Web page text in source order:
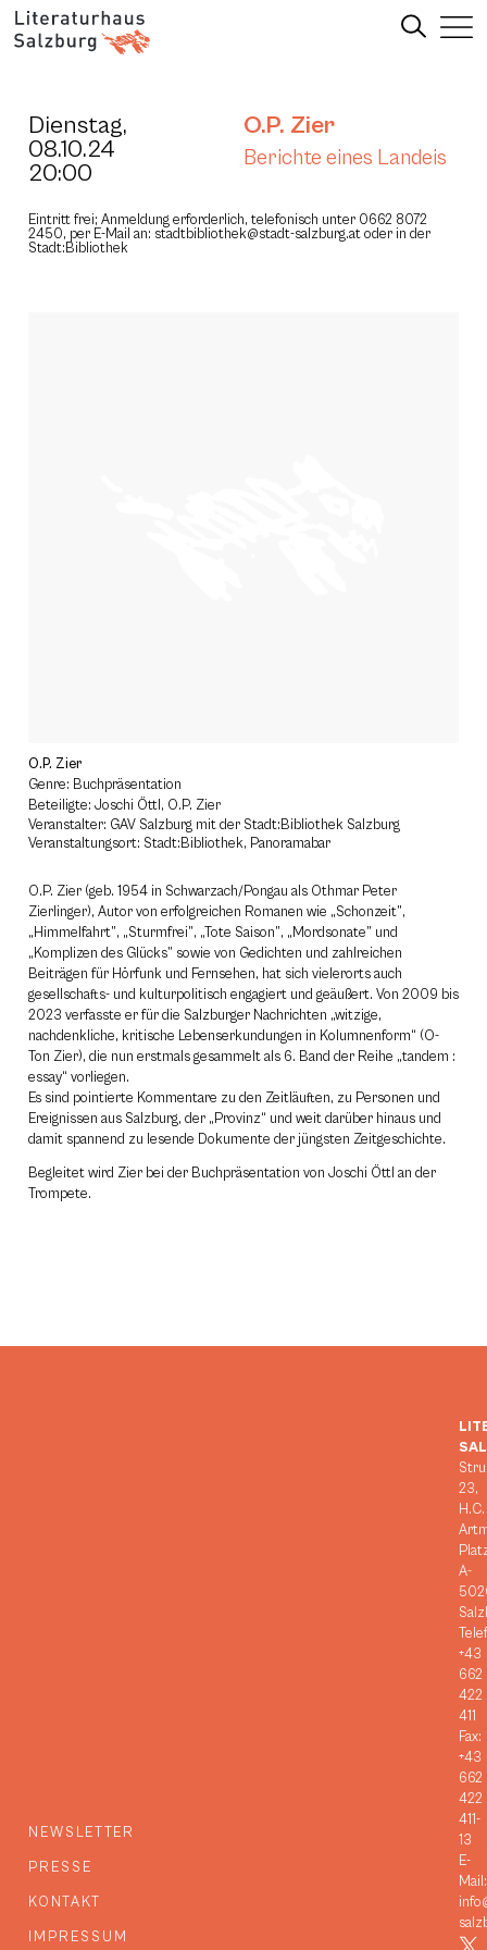
Dienstag,
08.10.24
20:00
O.P. Zier
Berichte eines Landeis
Eintritt frei; Anmeldung erforderlich, telefonisch unter 0662 8072
2450, per E-Mail an: stadtbibliothek@stadt-salzburg.at oder in der
Stadt:Bibliothek
O.P. Zier
Genre: Buchpräsentation
Beteiligte: Joschi Öttl, O.P. Zier
Veranstalter: GAV Salzburg mit der Stadt:Bibliothek Salzburg
Veranstaltungsort: Stadt:Bibliothek, Panoramabar
O.P. Zier (geb. 1954 in Schwarzach/Pongau als Othmar Peter
Zierlinger), Autor von erfolgreichen Romanen wie „Schonzeit”,
„Himmelfahrt”, „Sturmfrei”, „Tote Saison”, „Mordsonate” und
„Komplizen des Glücks” sowie von Gedichten und zahlreichen
Beiträgen für Hörfunk und Fernsehen, hat sich vielerorts auch
gesellschafts- und kulturpolitisch engagiert und geäußert. Von 2009 bis
2023 verfasste er für die Salzburger Nachrichten „witzige,
nachdenkliche, kritische Lebenserkundungen in Kolumnenform“ (O-
Ton Zier), die nun erstmals gesammelt als 6. Band der Reihe „tandem :
essay“ vorliegen.
Es sind pointierte Kommentare zu den Zeitläuften, zu Personen und
Ereignissen aus Salzburg, der „Provinz“ und weit darüber hinaus und
damit spannend zu lesende Dokumente der jüngsten Zeitgeschichte.
Begleitet wird Zier bei der Buchpräsentation von Joschi Öttl an der
Trompete.
NEWSLETTER
PRESSE
KONTAKT
IMPRESSUM
23,
H.C.
A-
+43
662
422
411
Fax:
+43
662
422
411-
13
E-
Mail: